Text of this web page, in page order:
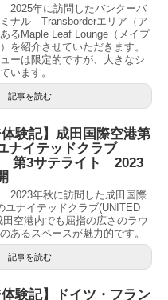
2025年に訪問したバンクーバ
ナル Transborderエリア（ア
るMaple Leaf Lounge（メイプ
を紹介させていただきます。
ーは限定的ですが、大きなシ
います。
記事を読む
体験記】成田国際空港第
イテッドクラブ
第3サテライト 2023
2023年秋に訪問した成田国際
ユナイテッドクラブ(UNITED
空港内でも屈指の広さのラウ
あるスペースが魅力的です。
記事を読む
体験記】ドイツ・フラン